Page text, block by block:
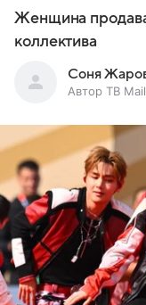
Женщина
коллектива
Соня
Автор ТВ Mail